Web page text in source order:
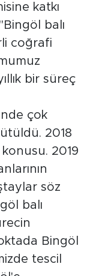
katkı
balı
coğrafi
bir süreç
çok
2018
2019
söz
balı
Bingöl
tescil